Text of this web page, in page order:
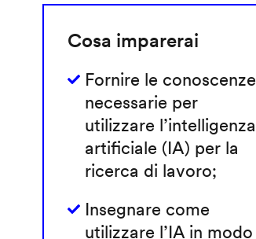
Cosa imparerai
Fornire le conoscenze
necessarie per
utilizzare l’intelligenza
artificiale (IA) per la
ricerca di lavoro;
Insegnare come
utilizzare l’IA in modo